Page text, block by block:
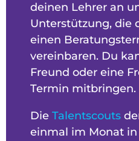
deinen Lehrer an
Unterstützung, die
einen
vereinbaren. Du
Freund oder eine
Termin mitbringen.
Die Talentscouts
einmal im Monat